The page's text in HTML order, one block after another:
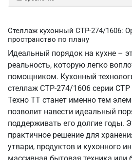
Стеллаж кухонный СТР-274/1606:
пространство по плану
Идеальный порядок на кухне –
реальность, которую легко
помощником. Кухонный
стеллаж СТР-274/1606 серии СТР
Техно ТТ станет именно тем
позволит навести идеальный
поддерживать его долгие годы.
практичное решение для
утвари, продуктов и кухонного